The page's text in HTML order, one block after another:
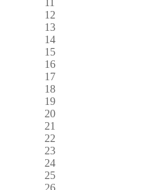
12
13
14
15
16
17
18
19
20
21
22
23
24
25
26